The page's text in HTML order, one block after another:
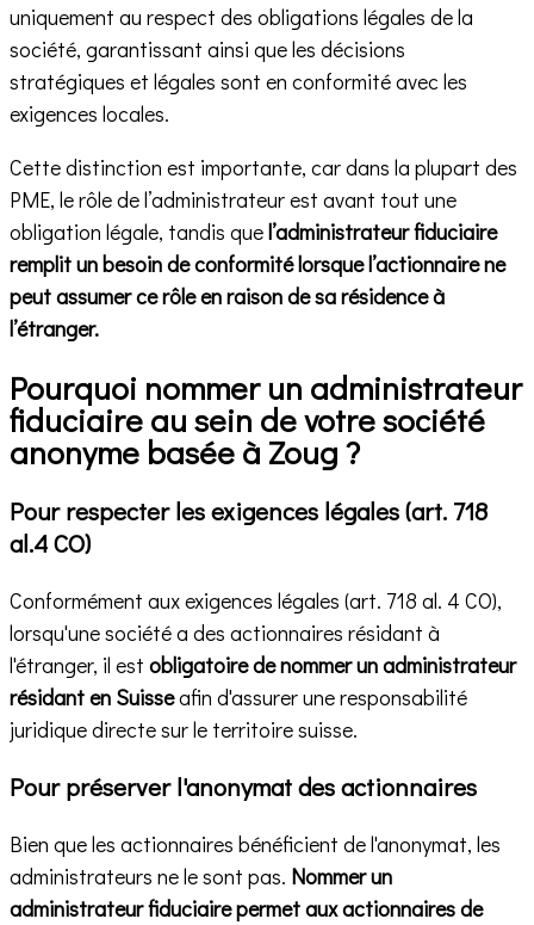
uniquement au respect des obligations légales de la
société, garantissant ainsi que les décisions
stratégiques et légales sont en conformité avec les
exigences locales.
Cette distinction est importante, car dans la plupart des
PME, le rôle de l’administrateur est avant tout une
obligation légale, tandis quel’administrateur fiduciaire
remplit un besoin de conformité lorsque l’actionnaire ne
peut assumer ce rôle en raison de sa résidence à
l’étranger.
Pourquoi nommer un administrateur
fiduciaire au sein de votre société
anonyme basée à Zoug ?
Pour respecter les exigences légales (art. 718
al.4 CO)
Conformément aux exigences légales (art. 718 al. 4 CO),
lorsqu'une société a des actionnaires résidant à
l'étranger, il est obligatoire de nommer un administrateur
résidant en Suisseafin d'assurer une responsabilité
juridique directe sur le territoire suisse.
Pour préserver l'anonymat des actionnaires
Bien que les actionnaires bénéficient de l'anonymat, les
administrateurs ne le sont pas. Nommer un
administrateur fiduciaire permet aux actionnaires de